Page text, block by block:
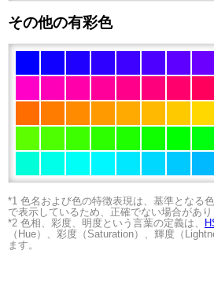
その他の有彩色
*1 色名および色の特徴表現は、基準となる
で表示しているため、正確でない場合があり
*2 色相、彩度、明度という言葉の定義は、
（Hue）、彩度（Saturation）、輝度（
ます。